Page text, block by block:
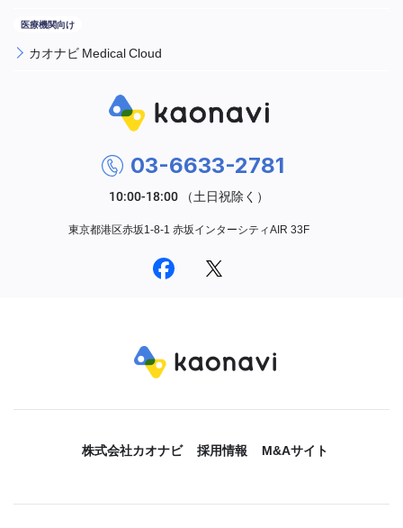
カオナビ Medical Cloud
03-6633-2781
東京都港区赤坂1-8-1 赤坂インターシティAIR 33F
株式会社カオナビ 採用情報 M&Aサイト